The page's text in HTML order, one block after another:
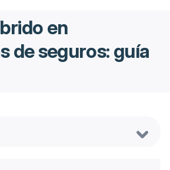
en
de seguros: guía